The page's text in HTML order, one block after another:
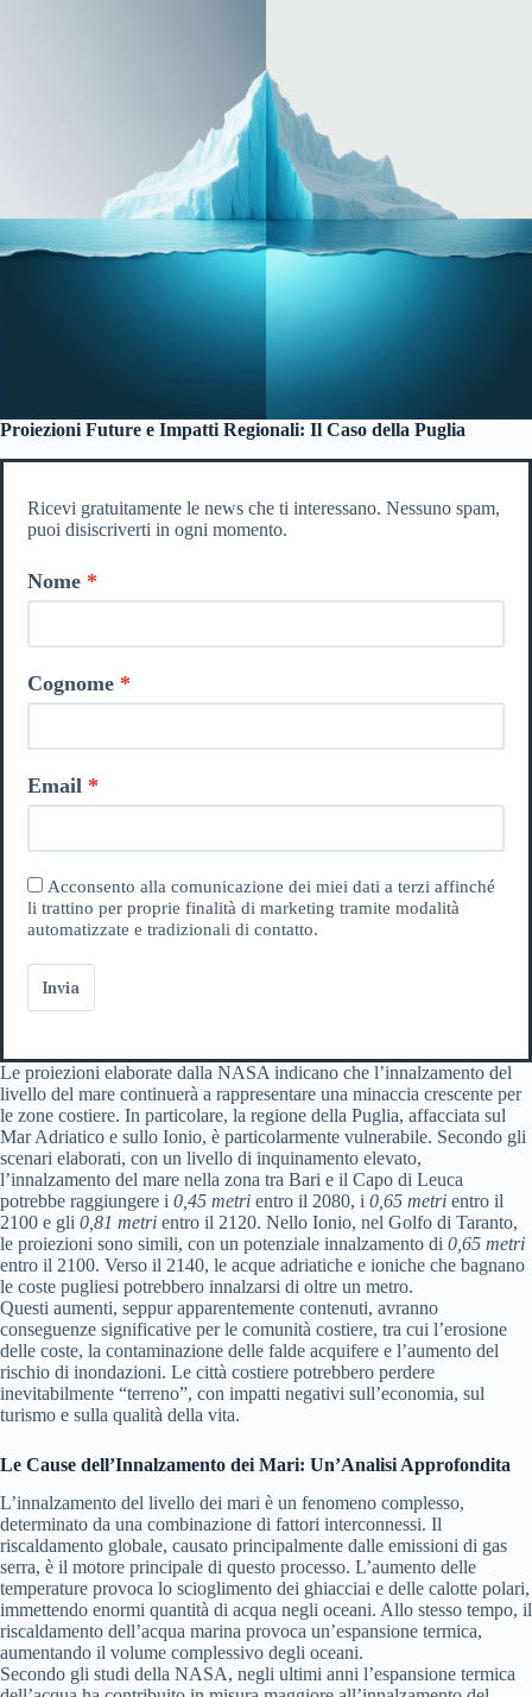
Proiezioni Future e Impatti Regionali: Il Caso della Puglia
Ricevi gratuitamente le news che ti interessano. Nessuno spam,
puoi disiscriverti in ogni momento.
Nome
Cognome
Email
Acconsento alla comunicazione dei miei dati a terzi affinché
li trattino per proprie finalità di marketing tramite modalità
automatizzate e tradizionali di contatto.
Invia
Le proiezioni elaborate dalla NASA indicano che l’innalzamento del
livello del mare continuerà a rappresentare una minaccia crescente per
le zone costiere. In particolare, la regione della Puglia, affacciata sul
Mar Adriatico e sullo Ionio, è particolarmente vulnerabile. Secondo gli
scenari elaborati, con un livello di inquinamento elevato,
l’innalzamento del mare nella zona tra Bari e il Capo di Leuca
potrebbe raggiungere i 0,45 metri entro il 2080, i 0,65 metri entro il
2100 e gli 0,81 metri entro il 2120. Nello Ionio, nel Golfo di Taranto,
le proiezioni sono simili, con un potenziale innalzamento di 0,65 metri
entro il 2100. Verso il 2140, le acque adriatiche e ioniche che bagnano
le coste pugliesi potrebbero innalzarsi di oltre un metro.
Questi aumenti, seppur apparentemente contenuti, avranno
conseguenze significative per le comunità costiere, tra cui l’erosione
delle coste, la contaminazione delle falde acquifere e l’aumento del
rischio di inondazioni. Le città costiere potrebbero perdere
inevitabilmente “terreno”, con impatti negativi sull’economia, sul
turismo e sulla qualità della vita.
Le Cause dell’Innalzamento dei Mari: Un’Analisi Approfondita
L’innalzamento del livello dei mari è un fenomeno complesso,
determinato da una combinazione di fattori interconnessi. Il
riscaldamento globale, causato principalmente dalle emissioni di gas
serra, è il motore principale di questo processo. L’aumento delle
temperature provoca lo scioglimento dei ghiacciai e delle calotte polari,
immettendo enormi quantità di acqua negli oceani. Allo stesso tempo, il
riscaldamento dell’acqua marina provoca un’espansione termica,
aumentando il volume complessivo degli oceani.
Secondo gli studi della NASA, negli ultimi anni l’espansione termica